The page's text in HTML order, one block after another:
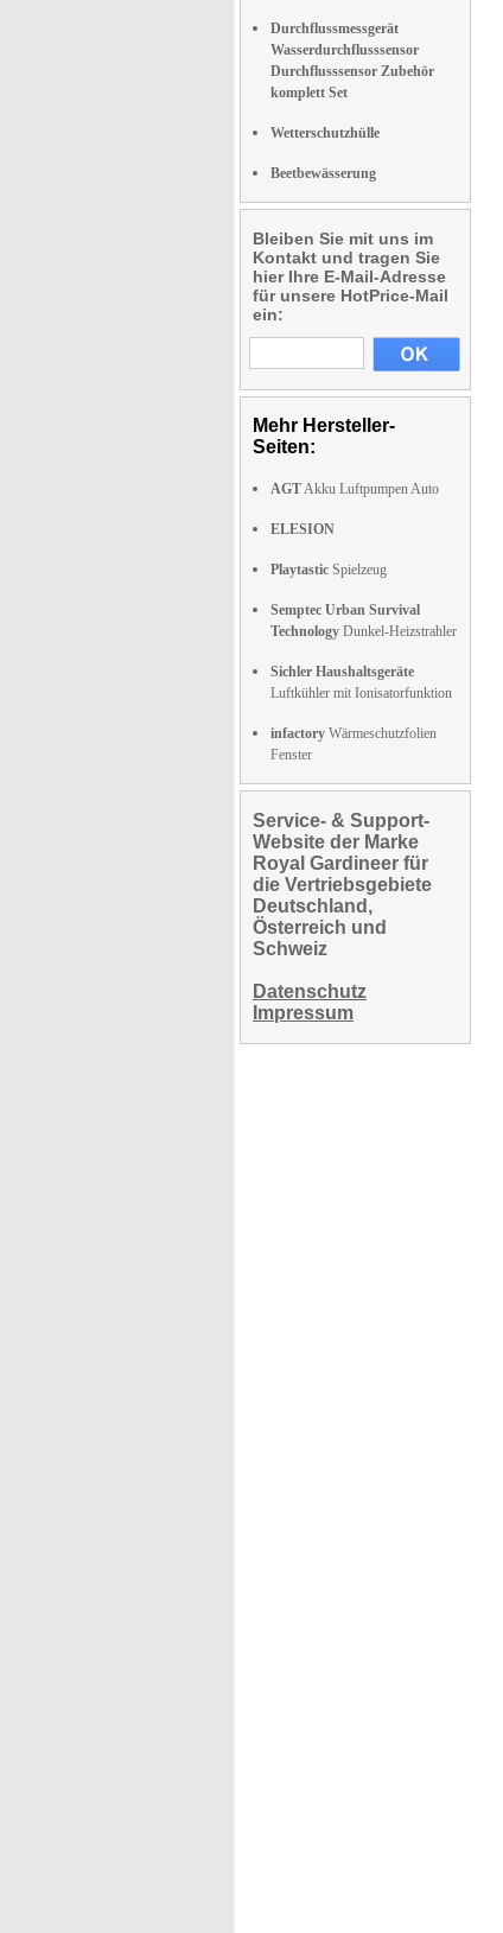
Durchflussmessgerät
Wasserdurchflusssensor
Durchflusssensor Zubehör
komplett Set
Wetterschutzhülle
Beetbewässerung
Bleiben Sie mit uns im
Kontakt und tragen Sie
hier Ihre E-Mail-Adresse
für unsere HotPrice-Mail
ein:
Mehr Hersteller-
Seiten:
AGTAkku Luftpumpen Auto
ELESION
Playtastic Spielzeug
Semptec Urban Survival
Technology Dunkel-Heizstrahler
Sichler Haushaltsgeräte
Luftkühler mit Ionisatorfunktion
infactory Wärmeschutzfolien
Fenster
Service- & Support-
Website der Marke
Royal Gardineer für
die Vertriebsgebiete
Deutschland,
Österreich und
Schweiz
Datenschutz
Impressum